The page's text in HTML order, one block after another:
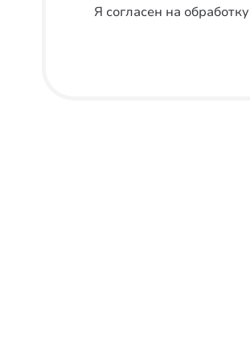
Я согласен на обработку